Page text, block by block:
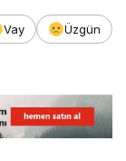
Vay
Üzgün